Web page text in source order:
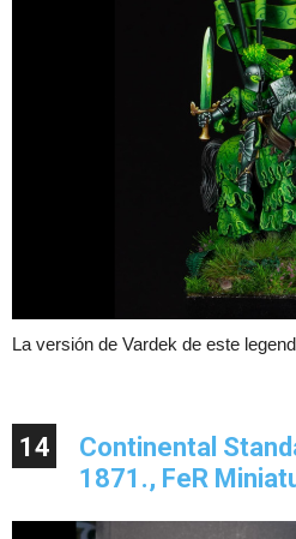
La versión de Vardek de este
14
Continental
1871., FeR